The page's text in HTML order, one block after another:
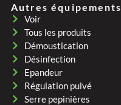
Autres équipements
Voir
Tous les produits
Démoustication
Désinfection
Epandeur
Régulation pulvé
Serre pepinières